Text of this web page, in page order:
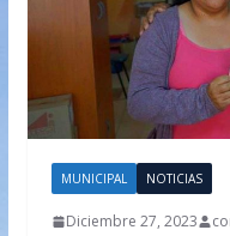
MUNICIPAL NOTICIAS
Diciembre 27, 2023